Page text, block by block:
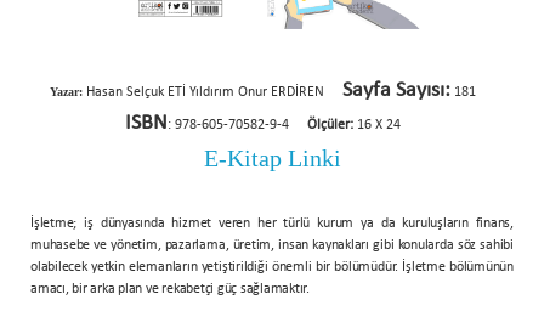
Yazar: Hasan Selçuk ETİ Yıldırım Onur ERDİREN Sayfa Sayısı: 181
ISBN: 978-605-70582-9-4 Ölçüler: 16 X 24
E-Kitap Linki
İşletme; iş dünyasında hizmet veren her türlü kurum ya da kuruluşların finans,
muhasebe ve yönetim, pazarlama, üretim, insan kaynakları gibi konularda söz sahibi
olabilecek yetkin elemanların yetiştirildiği önemli bir bölümüdür. İşletme bölümünün
amacı, bir arka plan ve rekabetçi güç sağlamaktır.